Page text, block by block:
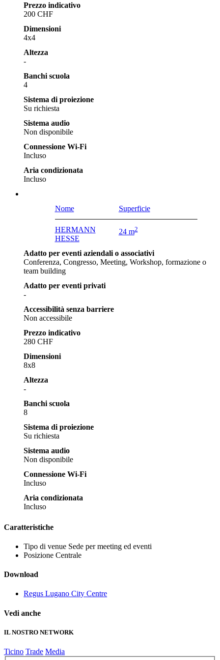
Prezzo indicativo
200 CHF
Dimensioni
4x4
Altezza
-
Banchi scuola
4
Sistema di proiezione
Su richiesta
Sistema audio
Non disponibile
Connessione Wi-Fi
Incluso
Aria condizionata
Incluso
Nome Superficie
HERMANN
HESSE
24 m2
Adatto per eventi aziendali o associativi
Conferenza, Congresso, Meeting, Workshop, formazione o
team building
Adatto per eventi privati
-
Accessibilità senza barriere
Non accessibile
Prezzo indicativo
280 CHF
Dimensioni
8x8
Altezza
-
Banchi scuola
8
Sistema di proiezione
Su richiesta
Sistema audio
Non disponibile
Connessione Wi-Fi
Incluso
Aria condizionata
Incluso
Caratteristiche
Tipo di venue Sede per meeting ed eventi
Posizione Centrale
Download
Regus Lugano City Centre
Vedi anche
IL NOSTRO NETWORK
Ticino Trade Media